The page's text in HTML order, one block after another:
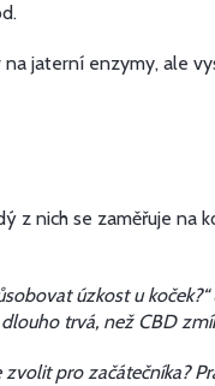
jaterní enzymy, ale
z nich se zaměřuje
úzkost u koček?“
dlouho trvá, než CBD
pro začátečníka?